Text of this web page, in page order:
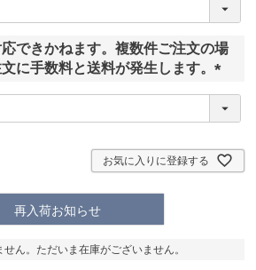
必
)
できかねます。複数件ご注文の場
に手数料と送料が発生します。
(
必
)
お気に入りに登録する
再入荷お知らせ
ん。ただいま在庫がございません。